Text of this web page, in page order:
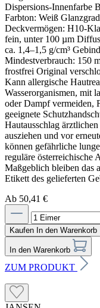
Ab 50,41 €
Kaufen In den Warenkorb
In den Warenkorb
ZUM PRODUKT